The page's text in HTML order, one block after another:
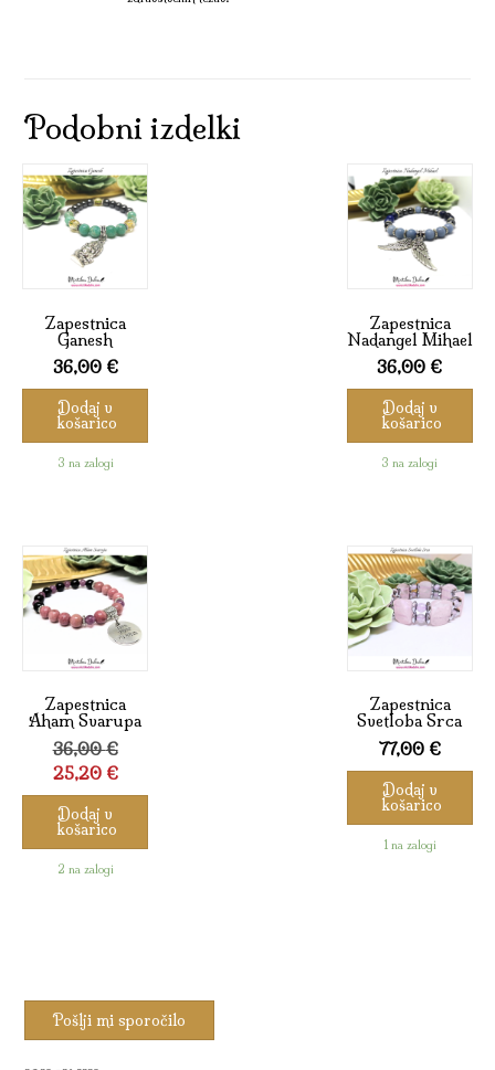
Podobni izdelki
Zapestnica
Ganesh
36,00 €
Dodaj v
košarico
3 na zalogi
Zapestnica
Nadangel Mihael
36,00 €
Dodaj v
košarico
3 na zalogi
Zapestnica
Aham Svarupa
36,00€Izvirna
cena
je
36,00 €.
25,20 €Trenutna
cena
25,20 €.
Dodaj v
košarico
2 na zalogi
Zapestnica
Svetloba Srca
77,00 €
Dodaj v
košarico
1 na zalogi